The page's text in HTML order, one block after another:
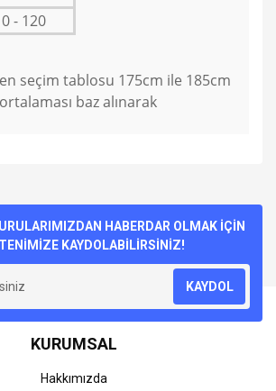
- 120
seçim tablosu 175cm ile 185cm
baz alınarak
Yorum Yaz
iletebilirsiniz.
için teşekkür ederiz.
bozuk veya görüntülenemiyor.
eksik bilgiler bulunuyor.
hatalar bulunuyor.
sitelerden daha pahalı.
HABERDAR OLMAK İÇİN
KAYDOLABİLİRSİNİZ!
KAYDOL
KURUMSAL
Hakkımızda